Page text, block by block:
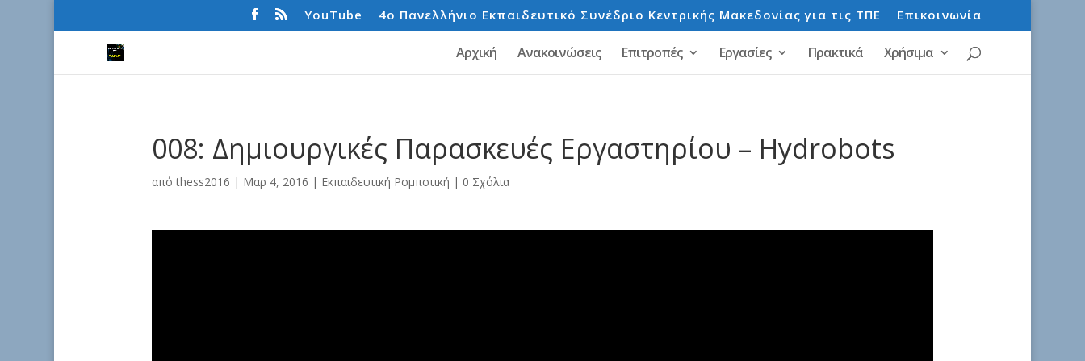
YouTube 4o Πανελλήνιο Εκπαιδευτικό Συνέδριο Κεντρικής Μακεδονίας για τις ΤΠΕ Επικοινωνία
Αρχική Ανακοινώσεις Επιτροπές Εργασίες Πρακτικά Χρήσιμα
008: Δημιουργικές Παρασκευές Εργαστηρίου – Hydrobots
απόthess2016 | Μαρ 4, 2016 | Εκπαιδευτική Ρομποτική | 0 Σχόλια